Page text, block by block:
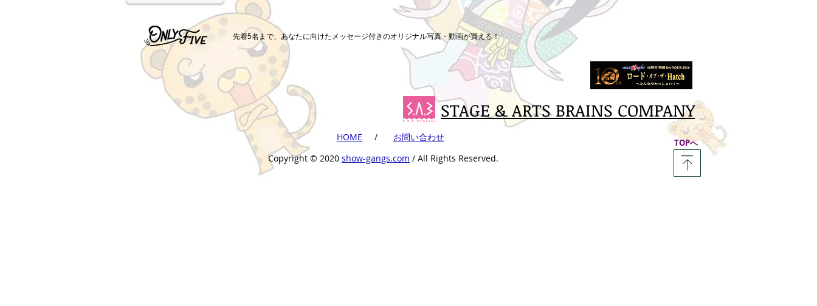
​先着5名まで、あなたに向けたメッセージ付きのオリジナル写真・動画が買える！
STAGE & ARTS BRAINS COMPANY
​HOME ​ /
​お問い合わせ
Copyright ©︎ 2020 show-gangs.com / All Rights Reserved.
​TOPへ